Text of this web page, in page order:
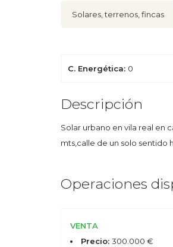
Solares, terrenos, fincas
C. Energética: 0
Descripción
Solar urbano en vila real en
mts,calle de un solo sentido
Operaciones
VENTA
Precio: 300.000 €